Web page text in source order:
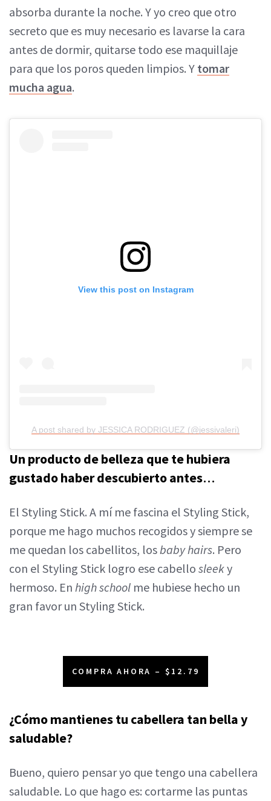
absorba durante la noche. Y yo creo que otro
secreto que es muy necesario es lavarse la cara
antes de dormir, quitarse todo ese maquillaje
para que los poros queden limpios. Y tomar
mucha agua.
View this post on Instagram
A post shared by JESSICA RODRIGUEZ (@jessivaleri)
Un producto de belleza que te hubiera
gustado haber descubierto antes…
El Styling Stick. A mí me fascina el Styling Stick,
porque me hago muchos recogidos y siempre se
me quedan los cabellitos, los baby hairs. Pero
con el Styling Stick logro ese cabello sleeky
hermoso. En high school me hubiese hecho un
gran favor un Styling Stick.
COMPRA AHORA – $12.79
¿Cómo mantienes tu cabellera tan bella y
saludable?
Bueno, quiero pensar yo que tengo una cabellera
saludable. Lo que hago es: cortarme las puntas